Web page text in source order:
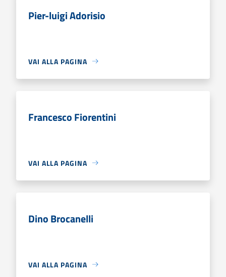
Pier-luigi Adorisio
VAI ALLA PAGINA
Francesco Fiorentini
VAI ALLA PAGINA
Dino Brocanelli
VAI ALLA PAGINA